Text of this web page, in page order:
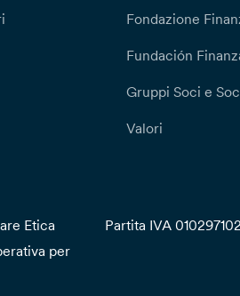
Fondazione
Fundación
Gruppi Soci e
Valori
Etica
per
Partita IVA